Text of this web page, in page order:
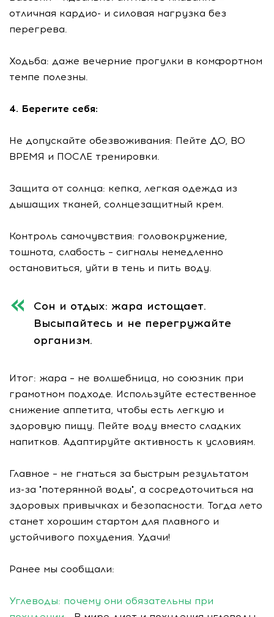
отличная кардио- и силовая нагрузка без
перегрева.
Ходьба: даже вечерние прогулки в комфортном
темпе полезны.
4. Берегите себя:
Не допускайте обезвоживания: Пейте ДО, ВО
ВРЕМЯ и ПОСЛЕ тренировки.
Защита от солнца: кепка, легкая одежда из
дышащих тканей, солнцезащитный крем.
Контроль самочувствия: головокружение,
тошнота, слабость – сигналы немедленно
остановиться, уйти в тень и пить воду.
Сон и отдых: жара истощает.
Высыпайтесь и не перегружайте
организм.
Итог: жара – не волшебница, но союзник при
грамотном подходе. Используйте естественное
снижение аппетита, чтобы есть легкую и
здоровую пищу. Пейте воду вместо сладких
напитков. Адаптируйте активность к условиям.
Главное – не гнаться за быстрым результатом
из-за "потерянной воды", а сосредоточиться на
здоровых привычках и безопасности. Тогда лето
станет хорошим стартом для плавного и
устойчивого похудения. Удачи!
Ранее мы сообщали:
Углеводы: почему они обязательны при